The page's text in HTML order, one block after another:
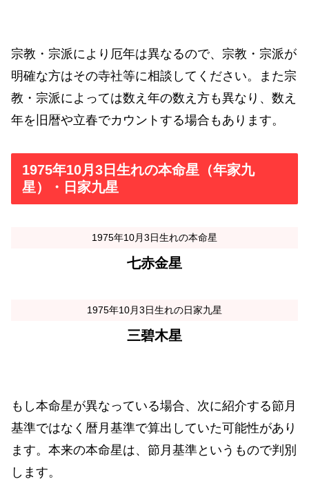
宗教・宗派により厄年は異なるので、宗教・宗派が
明確な方はその寺社等に相談してください。また宗
教・宗派によっては数え年の数え方も異なり、数え
年を旧暦や立春でカウントする場合もあります。
1975年10月3日生れの本命星（年家九
星）・日家九星
1975年10月3日生れの本命星
七赤金星
1975年10月3日生れの日家九星
三碧木星
もし本命星が異なっている場合、次に紹介する節月
基準ではなく暦月基準で算出していた可能性があり
ます。本来の本命星は、節月基準というもので判別
します。